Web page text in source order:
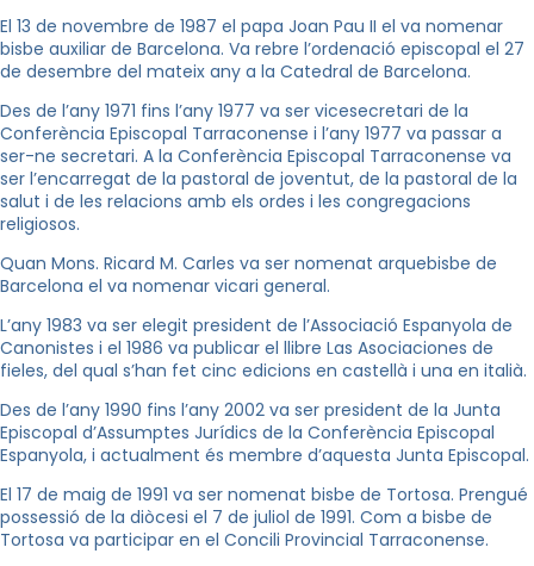
El 13 de novembre de 1987 el papa Joan Pau II el va nomenar
bisbe auxiliar de Barcelona. Va rebre l’ordenació episcopal el 27
de desembre del mateix any a la Catedral de Barcelona.
Des de l’any 1971 fins l’any 1977 va ser vicesecretari de la
Conferència Episcopal Tarraconense i l’any 1977 va passar a
ser-ne secretari. A la Conferència Episcopal Tarraconense va
ser l’encarregat de la pastoral de joventut, de la pastoral de la
salut i de les relacions amb els ordes i les congregacions
religiosos.
Quan Mons. Ricard M. Carles va ser nomenat arquebisbe de
Barcelona el va nomenar vicari general.
L’any 1983 va ser elegit president de l’Associació Espanyola de
Canonistes i el 1986 va publicar el llibre Las Asociaciones de
fieles, del qual s’han fet cinc edicions en castellà i una en italià.
Des de l’any 1990 fins l’any 2002 va ser president de la Junta
Episcopal d’Assumptes Jurídics de la Conferència Episcopal
Espanyola, i actualment és membre d’aquesta Junta Episcopal.
El 17 de maig de 1991 va ser nomenat bisbe de Tortosa. Prengué
possessió de la diòcesi el 7 de juliol de 1991. Com a bisbe de
Tortosa va participar en el Concili Provincial Tarraconense.